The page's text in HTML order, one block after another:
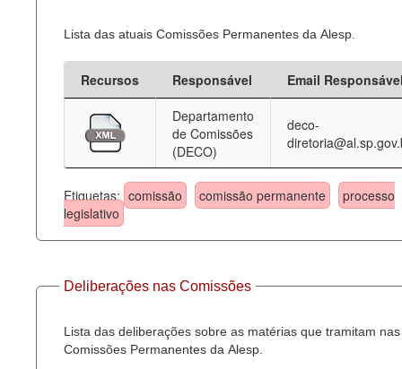
Lista das atuais Comissões Permanentes da Alesp.
Recursos Responsável
Email
Departamento
de Comissões
(DECO)
deco-
Etiquetas: comissão comissão permanente
processo
legislativo
Deliberações nas Comissões
Lista das deliberações sobre as matérias que tramitam nas
Comissões Permanentes da Alesp.